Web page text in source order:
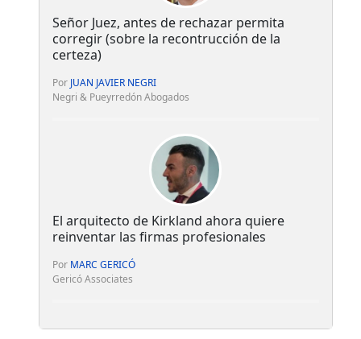
Señor Juez, antes de rechazar permita
corregir (sobre la recontrucción de la
certeza)
Por JUAN JAVIER NEGRI
Negri & Pueyrredón Abogados
El arquitecto de Kirkland ahora quiere
reinventar las firmas profesionales
Por MARC GERICÓ
Gericó Associates